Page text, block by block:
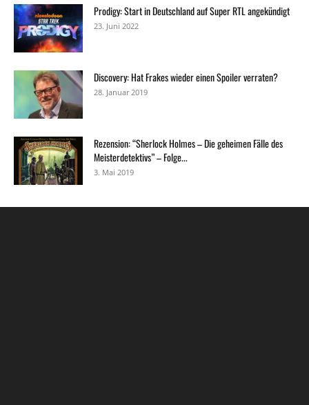
Prodigy: Start in Deutschland auf Super RTL angekündigt
23. Juni 2022
Discovery: Hat Frakes wieder einen Spoiler verraten?
28. Januar 2019
Rezension: “Sherlock Holmes – Die geheimen Fälle des
Meisterdetektivs” – Folge...
3. Mai 2019